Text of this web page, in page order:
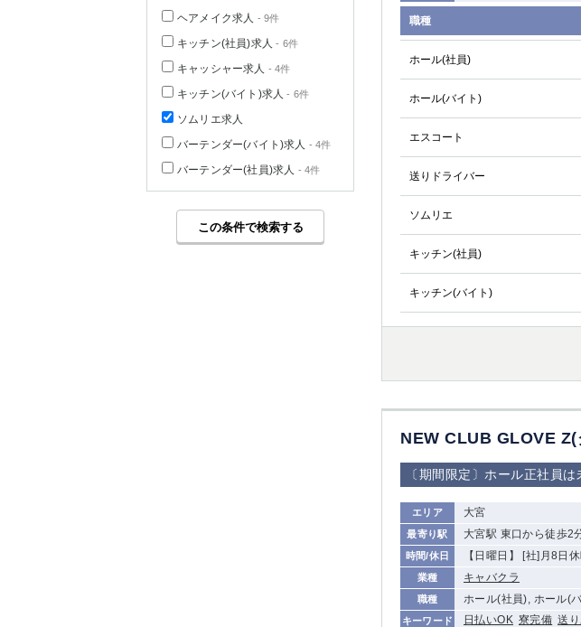
職種
ホール(社員)
ホール(バイト)
エスコート
送りドライバー
ソムリエ
キッチン(社員)
キッチン(バイト)
NEW CLUB GLOVE Z(
〔期間限定〕ホール正社員
エリア 大宮
最寄り駅 大宮駅 東口から徒歩2
時間/休日 【日曜日】 [社]月8日
業種 キャバクラ
職種 ホール(社員), ホール(
キーワード 日払いOK 寮完備 送り
ヘアメイク求人 - 9件
キッチン(社員)求人 - 6件
キャッシャー求人 - 4件
キッチン(バイト)求人 - 6件
ソムリエ求人
バーテンダー(バイト)求人 - 4件
バーテンダー(社員)求人 - 4件
この条件で検索する